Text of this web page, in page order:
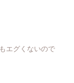
エグくないので